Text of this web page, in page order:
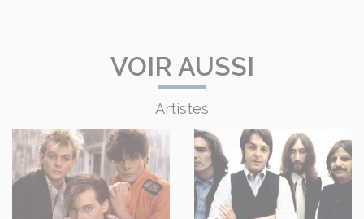
VOIR AUSSI
Artistes